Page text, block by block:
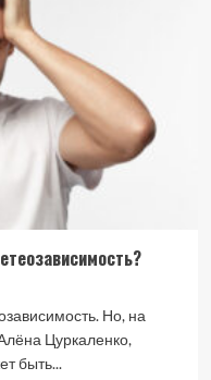
Но, на
Цуркаленко,
быть...